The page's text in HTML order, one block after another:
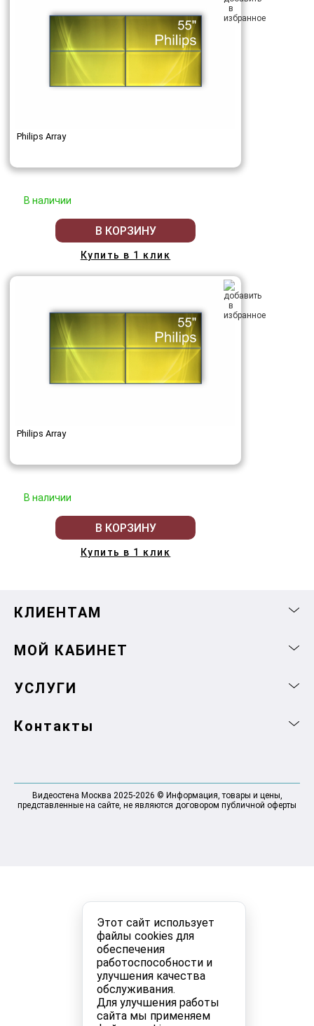
Этот сайт использует
файлы cookies для
обеспечения
работоспособности и
улучшения качества
обслуживания.
Для улучшения работы
сайта мы применяем
Philips Array
В наличии
В КОРЗИНУ
Купить в 1 клик
Philips Array
В наличии
В КОРЗИНУ
Купить в 1 клик
КЛИЕНТАМ
МОЙ КАБИНЕТ
УСЛУГИ
Контакты
Видеостена Москва 2025-2026 © Информация, товары и цены,
представленные на сайте, не являются договором публичной оферты